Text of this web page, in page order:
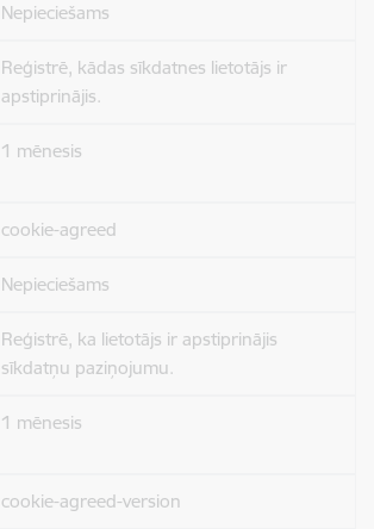
Nepieciešams
Reģistrē, kādas sīkdatnes lietotājs ir
apstiprinājis.
1 mēnesis
cookie-agreed
Nepieciešams
Reģistrē, ka lietotājs ir apstiprinājis
sīkdatņu paziņojumu.
1 mēnesis
cookie-agreed-version